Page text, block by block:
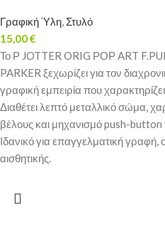
Γραφική Ύλη, Στυλό
15,00€
Το Ρ JOTTER ORIG ΡΟΡ ART
PARKER ξεχωρίζει για τον
γραφική εμπειρία που
Διαθέτει λεπτό μεταλλικό σώμα,
βέλους και μηχανισμό push-button
Ιδανικό για επαγγελματική
αισθητικής.